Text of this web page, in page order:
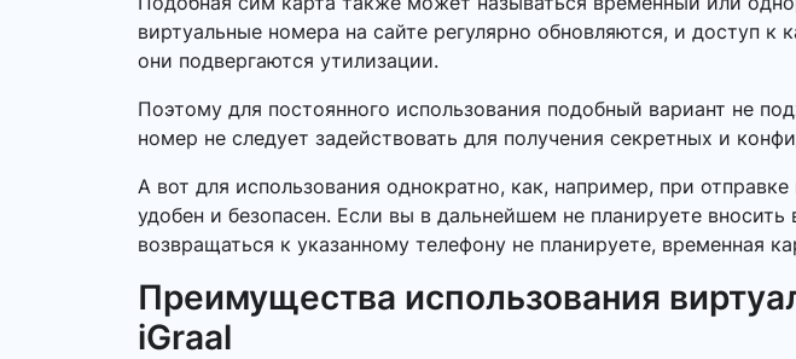
виртуальные номера на сайте регулярно обновляются, и доступ
они подвергаются утилизации.
Поэтому для постоянного использования подобный вариант не
номер не следует задействовать для получения секретных и
А вот для использования однократно, как, например, при
удобен и безопасен. Если вы в дальнейшем не планируете
возвращаться к указанному телефону не планируете, временная
Преимущества использования
iGraal